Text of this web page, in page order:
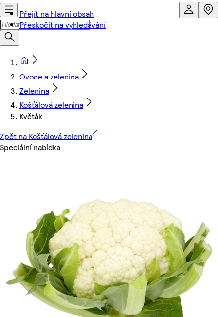
Přejít na hlavní obsah
Přeskočit na vyhledávání
Ovoce a zelenina
Zelenina
Košťálová zelenina
Květák
Zpět na Košťálová zelenina
Speciální nabídka